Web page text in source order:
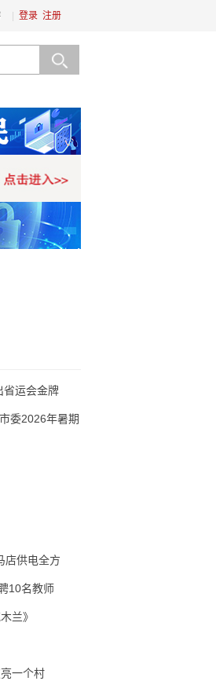
登录 注册
省运会金牌
委2026年暑期
店供电全方
10名教师
兰》
一个村